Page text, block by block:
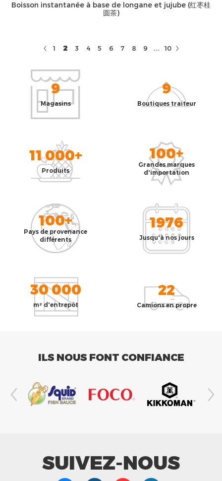
Boisson instantanée à base de longane et jujube (红枣桂
圆茶)
1 2 3 4 5 6 7 8 9 ... 10
9
Magasins
9
Boutiques traiteur
11 000+
Produits
100+
Grandes marques
d'importation
100+
Pays de provenance
différents
1976
Jusqu'à nos jours
30 000
m² d'entrepôt
22
Camions en propre
ILS NOUS FONT CONFIANCE
SUIVEZ-NOUS